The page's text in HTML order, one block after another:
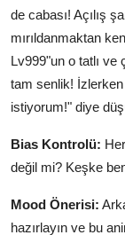
de cabası! Açılış
mırıldanmaktan
Lv999"un o tatlı
tam senlik!
istiyorum!" diye
Bias Kontrolü:
değil mi? Keşke
Mood Önerisi:
hazırlayın ve bu